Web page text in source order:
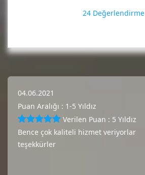
24 Değerlendirme
04.06.2021
Puan Aralığı : 1-5 Yıldız
Verilen Puan : 5 Yıldız
Bence çok kaliteli hizmet veriyorlar
teşekkürler